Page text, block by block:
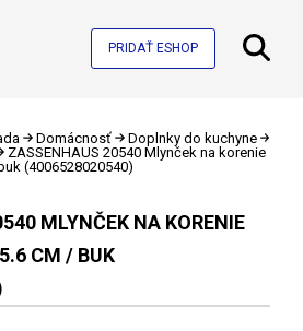
PRIDAŤ ESHOP
Domácnosť
Doplnky do kuchyne
ZASSENHAUS 20540 Mlynček na korenie
(4006528020540)
MLYNČEK NA KORENIE
CM / BUK